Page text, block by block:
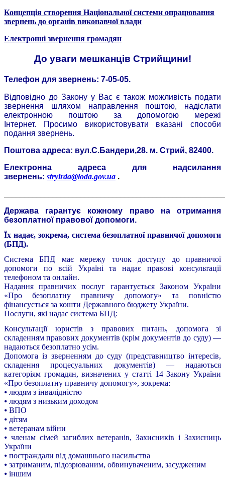
Концепція створення Національної системи опрацювання
звернень до органів виконавчої влади
Електронні звернення громадян
До уваги мешканців Стрийщини!
Телефон для звернень: 7-05-05.
Відповідно до Закону у Вас є також можливість подати
звернення шляхом направлення поштою, надіслати
електронною поштою за допомогою мережі
Інтернет.
Просимо використовувати вказані способи
подання звернень.
Поштова адреса: вул.С.Бандери,28. м. Стрий, 82400.
Електронна адреса для надсилання
звернень: stryirda@loda.gov.ua .
Держава гарантує кожному право на отримання
безоплатної правової допомоги.
Їх надає, зокрема, система безоплатної правничої допомоги
(БПД).
Система БПД має мережу точок доступу до правничої
допомоги по всій Україні та надає правові консультації
телефоном та онлайн.
Надання правничих послуг гарантується Законом України
«Про безоплатну правничу допомогу» та повністю
фінансується за кошти Державного бюджету України.
Послуги, які надає система БПД:
Консультації юристів з правових питань, допомога зі
складенням правових документів (крім документів до суду) —
надаються безоплатно усім.
Допомога із зверненням до суду (представництво інтересів,
складення процесуальних документів) — надаються
категоріям громадян, визначених у статті 14 Закону України
«Про безоплатну правничу допомогу», зокрема:
⦁ людям з інвалідністю
⦁ людям з низьким доходом
⦁ ВПО
⦁ дітям
⦁ ветеранам війни
⦁ членам сімей загиблих ветеранів, Захисників і Захисниць
України
⦁ постраждали від домашнього насильства
⦁ затриманим, підозрюваним, обвинуваченим, засудженим
⦁ іншим